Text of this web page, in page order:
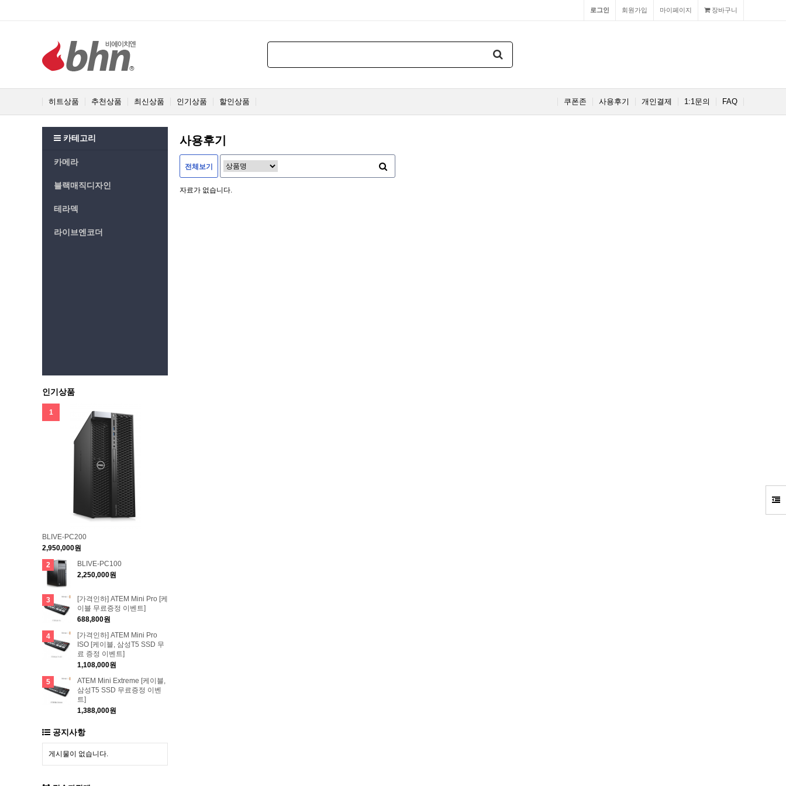
장바구니
마이페이지
회원가입
로그인
히트상품 추천상품 최신상품 인기상품 할인상품 FAQ
1:1문의
개인결제
사용후기
쿠폰존
카테고리
카메라
블랙매직디자인
테라덱
라이브엔코더
인기상품
1
BLIVE-PC200
2,950,000원
2
BLIVE-PC100
2,250,000원
3
[가격인하] ATEM Mini Pro [케
이블 무료증정 이벤트]
688,800원
4
[가격인하] ATEM Mini Pro
ISO [케이블, 삼성T5 SSD 무
료 증정 이벤트]
1,108,000원
5
ATEM Mini Extreme [케이블,
삼성T5 SSD 무료증정 이벤
트]
1,388,000원
공지사항
게시물이 없습니다.
사용후기
전체보기
자료가 없습니다.